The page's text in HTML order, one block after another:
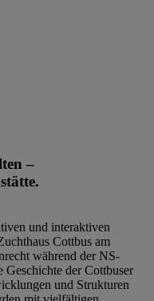
–
und interaktiven
Cottbus am
während der NS-
der Cottbuser
und Strukturen